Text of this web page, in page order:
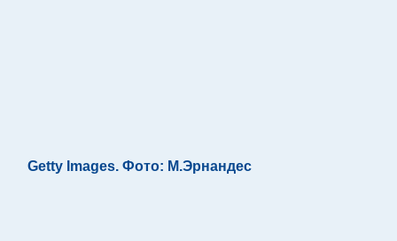
Getty Images. Фото: М.Эрнандес